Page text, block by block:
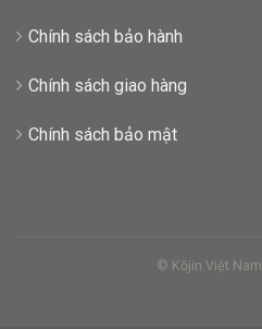
Chính sách bảo hành
Chính sách giao hàng
Chính sách bảo mật
© Kōjin Việt Nam.